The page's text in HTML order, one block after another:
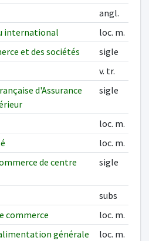
angl.
international
loc. m.
et des sociétés
sigle
v. tr.
d'Assurance
sigle
loc. m.
loc. m.
de centre
sigle
subs
commerce
loc. m.
générale
loc. m.